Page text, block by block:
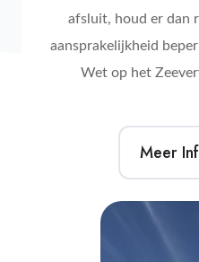
afsluit, houd er dan
aansprakelijkheid
Wet op het
Meer